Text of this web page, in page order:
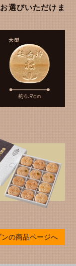
選びいただけま
ンの商品ページへ